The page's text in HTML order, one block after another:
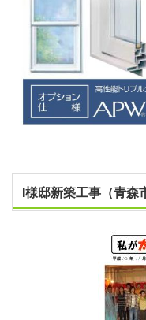
Ⅰ様邸新築工事（青森